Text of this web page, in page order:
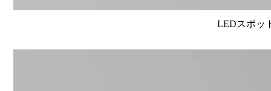
LEDスポッ